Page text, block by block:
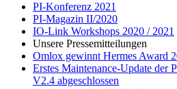
PI-Konferenz 2021
PI-Magazin II/2020
IO-Link Workshops 2020 / 2021
Unsere Pressemitteilungen
Omlox gewinnt Hermes Award
Erstes Maintenance-Update der
V2.4 abgeschlossen